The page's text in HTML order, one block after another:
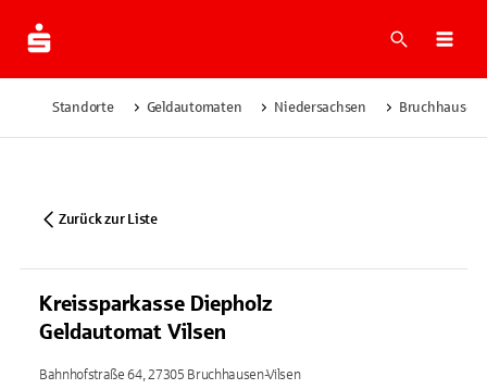
Suche
Standorte Geldautomaten Niedersachsen
Zurück zur Liste
Kreissparkasse Diepholz
Geldautomat Vilsen
Bahnhofstraße 64, 27305 Bruchhausen-Vilsen